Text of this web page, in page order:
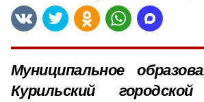
Муниципальное
Курильский